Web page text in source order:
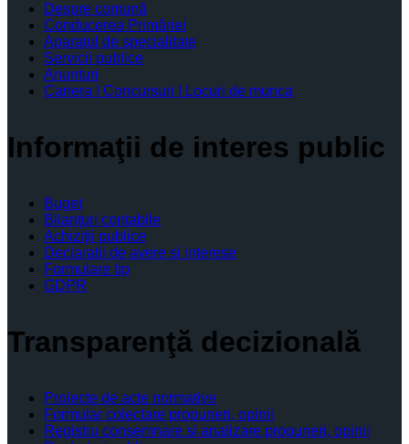
Despre comună
Conducerea Primăriei
Aparatul de specialitate
Servicii publice
Anunturi
Cariera | Concursuri | Locuri de munca
Informaţii de interes public
Buget
Bilanţuri contabile
Achiziţii publice
Declaratii de avere si interese
Formulare tip
GDPR
Transparenţă decizională
Proiecte de acte normative
Formular colectare propuneri, opinii
Registru consemnare si analizare propuneri, opinii